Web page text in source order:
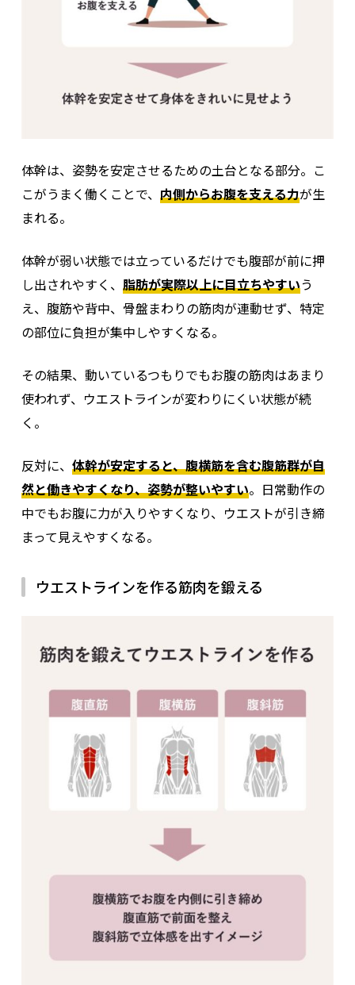
体幹は、姿勢を安定させるための土台となる部分。 こ
こがうまく働くことで、 内側からお腹を支える力が生
まれる。
体幹が弱い状態では立っているだけでも腹部が前に押
し出されやすく、 脂肪が実際以上に目立ちやすいう
え、腹筋や背中、骨盤まわりの筋肉が連動せず、特定
の部位に負担が集中しやすくなる。
その結果、動いているつもりでもお腹の筋肉はあまり
使われず、ウエストラインが変わりにくい状態が続
く。
反対に、 体幹が安定すると、腹横筋を含む腹筋群が自
然と働きやすくなり、姿勢が整いやすい。日常動作の
中でもお腹に力が入りやすくなり、ウエストが引き締
まって見えやすくなる。
ウエストラインを作る筋肉を鍛える